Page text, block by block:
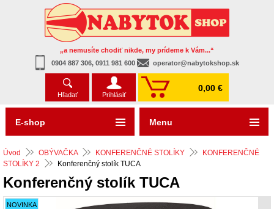
„a nemusíte chodiť nikde, my prídeme k Vám...“
0904 887 306, 0911 981 600
operator@nabytokshop.sk
Hľadať Prihlásiť
0,00 €
Úvod OBÝVAČKA KONFERENČNÉ STOLÍKY
KONFERENČNÉ
STOLÍKY 2
Konferenčný stolík TUCA
Konferenčný stolík TUCA
NOVINKA
E-shop Menu